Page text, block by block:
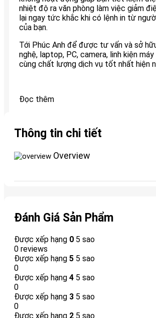
nhiệt độ ra văn phòng làm việc giảm
lại ngay tức khắc khi có lệnh in từ
của bạn.
Tới Phúc Anh để được tư vấn và sở
nghệ, laptop, PC, camera, linh kiện
cùng chất lượng dịch vụ tốt nhất hiện
Đọc thêm
Thông tin chi tiết
Overview
Đánh Giá Sản Phẩm
Được xếp hạng 0 5 sao
0 reviews
Được xếp hạng 5 5 sao
0
Được xếp hạng 4 5 sao
0
Được xếp hạng 3 5 sao
0
Được xếp hạng 2 5 sao